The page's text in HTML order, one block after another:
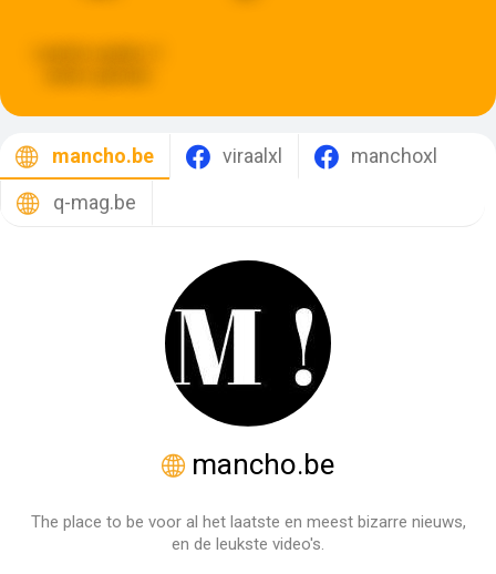
mancho.be viraalxl
manchoxl
q-mag.be
mancho.be
The place to be voor al het laatste en meest bizarre nieuws,
en de leukste video's.